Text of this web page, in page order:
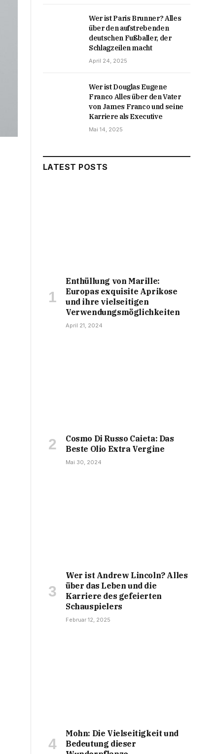
Wer ist Paris Brunner? Alles
über den aufstrebenden
deutschen Fußballer, der
Schlagzeilen macht
April 24, 2025
Wer ist Douglas Eugene
Franco Alles über den Vater
von James Franco und seine
Karriere als Executive
Mai 14, 2025
LATEST POSTS
Enthüllung von Marille:
Europas exquisite Aprikose
und ihre vielseitigen
Verwendungsmöglichkeiten
April 21, 2024
Cosmo Di Russo Caieta: Das
Beste Olio Extra Vergine
Mai 30, 2024
Wer ist Andrew Lincoln? Alles
über das Leben und die
Karriere des gefeierten
Schauspielers
Februar 12, 2025
Mohn: Die Vielseitigkeit und
Bedeutung dieser